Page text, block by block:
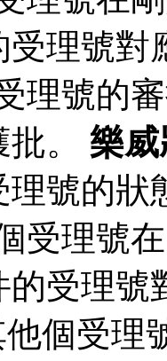
理號對
理號的
。 樂威
號的狀
受理號
受理號
他個受理